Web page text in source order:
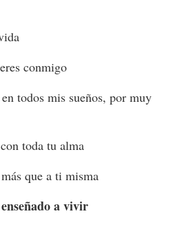
conmigo
todos mis sueños, por muy
toda tu alma
que a ti misma
a vivir